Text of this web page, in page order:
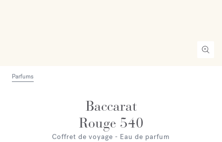
Parfums
Baccarat
Rouge 540
Coffret de voyage - Eau de parfum